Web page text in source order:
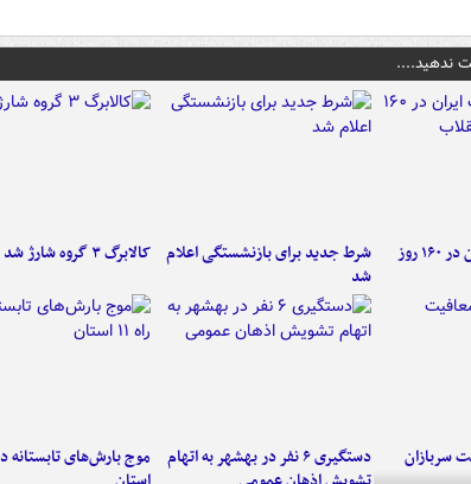
ندهید....
۶ دستاورد بزرگ ایران در ۱۶۰ روز
شرط جدید برای بازنشستگی اعلام
شد
کالابرگ ۳ گروه شارژ شد
سربازان
دستگیری ۶ نفر در بهشهر به اتهام